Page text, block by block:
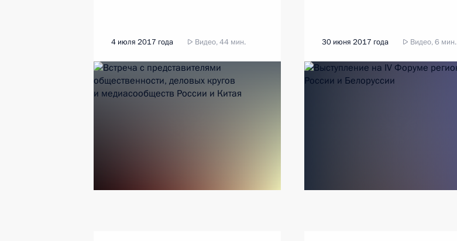
4 июля 2017 года Видео, 44 мин. 30 июня 2017 года Видео, 6 мин.